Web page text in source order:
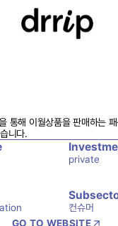
통해 이월상품을 판매하는
니다.
private
컨슈머
GO TO WEBSITE